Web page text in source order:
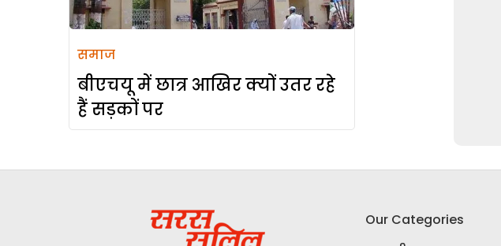
समाज
बीएचयू में छात्र आखिर क्यों उतर रहे
हैं सड़कों पर
Our Categories